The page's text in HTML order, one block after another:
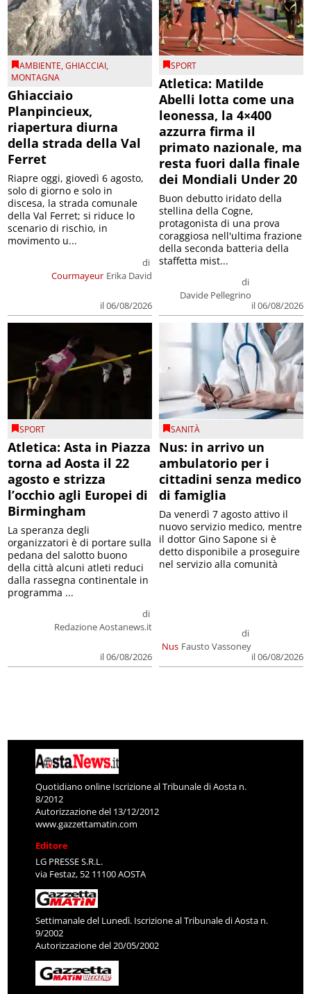
AMBIENTE,GHIACCIAI,
MONTAGNA
Ghiacciaio
Planpincieux,
riapertura diurna
della strada della Val
Ferret
Courmayeur
di
Erika David
il 06/08/2026
Riapre oggi, giovedì 6 agosto,
solo di giorno e solo in
discesa, la strada comunale
della Val Ferret; si riduce lo
scenario di rischio, in
movimento u...
SPORT
Atletica: Matilde
Abelli lotta come una
leonessa, la 4×400
azzurra firma il
primato nazionale, ma
resta fuori dalla finale
dei Mondiali Under 20
di
Davide Pellegrino
il 06/08/2026
Buon debutto iridato della
stellina della Cogne,
protagonista di una prova
coraggiosa nell'ultima frazione
della seconda batteria della
staffetta mist...
SPORT
Atletica: Asta in Piazza
torna ad Aosta il 22
agosto e strizza
l’occhio agli Europei di
Birmingham
di
Redazione Aostanews.it
il 06/08/2026
La speranza degli
organizzatori è di portare sulla
pedana del salotto buono
della città alcuni atleti reduci
dalla rassegna continentale in
programma ...
SANITÀ
Nus: in arrivo un
ambulatorio per i
cittadini senza medico
di famiglia
Nus
di
Fausto Vassoney
il 06/08/2026
Da venerdì 7 agosto attivo il
nuovo servizio medico, mentre
il dottor Gino Sapone si è
detto disponibile a proseguire
nel servizio alla comunità
Quotidiano online Iscrizione al Tribunale di Aosta n.
8/2012
Autorizzazione del 13/12/2012
www.gazzettamatin.com
Editore
LG PRESSE S.R.L.
via Festaz, 52 11100 AOSTA
Settimanale del Lunedì. Iscrizione al Tribunale di Aosta n.
9/2002
Autorizzazione del 20/05/2002